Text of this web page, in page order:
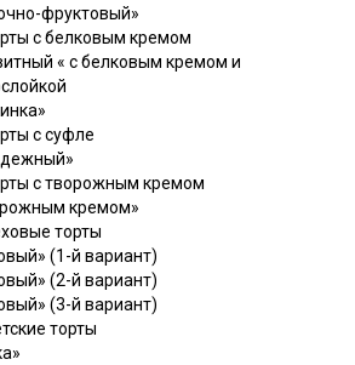
фруктовый»
с белковым кремом
« с белковым кремом и
с суфле
с творожным кремом
кремом»
торты
(1-й вариант)
(2-й вариант)
(3-й вариант)
торты